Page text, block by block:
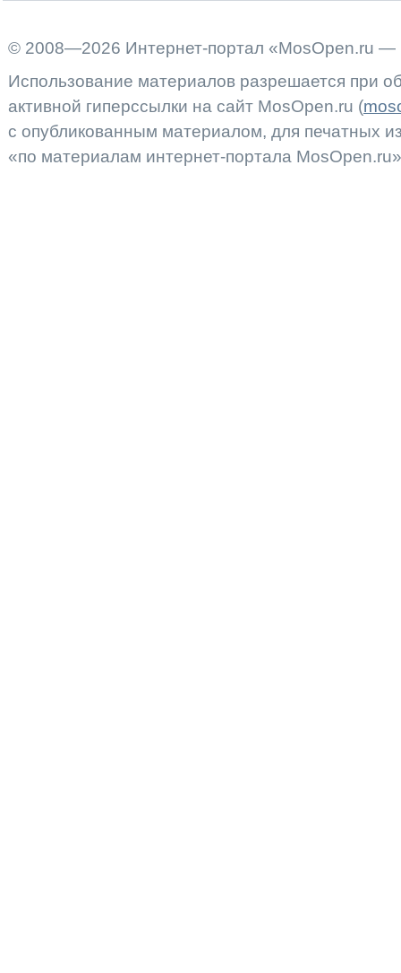
© 2008—2026 Интернет-портал «MosOpen.ru —
Использование материалов разрешается при
активной гиперссылки на сайт MosOpen.ru (
с опубликованным материалом, для печатных
«по материалам интернет-портала